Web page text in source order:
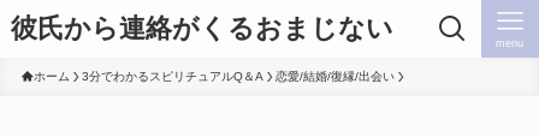
彼氏から連絡がくるおまじない menu
ホーム 3分でわかるスピリチュアルQ＆A 恋愛/結婚/復縁/出会い